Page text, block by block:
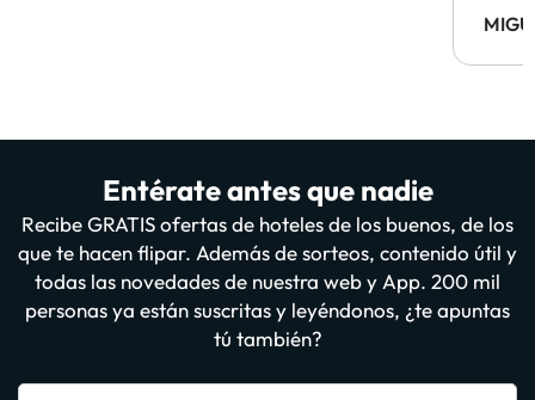
Entérate antes que nadie
Recibe GRATIS ofertas de hoteles de los buenos, de los
que te hacen flipar. Además de sorteos, contenido útil y
todas las novedades de nuestra web y App. 200 mil
personas ya están suscritas y leyéndonos, ¿te apuntas
tú también?